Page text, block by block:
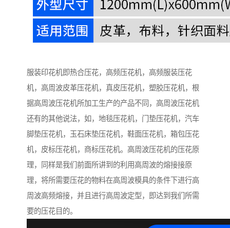
服装印花机即热合压花，高频压花机，高频服装压花
机，高周波皮革压花机，真皮压花机，塑胶压花机，根
据高周波压花机所加工生产的产品不同，高周波压花机
还有的其他说法，如，地毯压花机，门垫压花机，汽车
脚垫压花机，玉石床垫压花机，鞋面压花机，箱包压花
机，皮标压花机，商标压花机。高周波压花机的压花原
理，同样是我们前面所讲到的利用高周波的熔接接原
理，将所需要压花的物料在高周波模具的条件下进行高
周波高频熔接，并且进行高周波定型，即达到我们所需
要的压花目的。